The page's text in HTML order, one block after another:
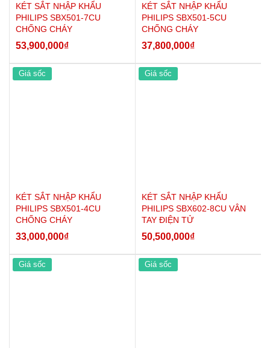
+ Xuất xứ: Hà Lan
+ Kích thước ngoài (Cao*Rộng*Sâu): Cao770*Ngang480*
Sâu430mm
+ Khóa két: Khóa vân tay + Khóa điện tử
+ Bảo hành: 24 tháng
KÉT SẮT NHẬP KHẨU
PHILIPS SBX501-7CU
CHỐNG CHÁY
53,900,000₫
KÉT SẮT NHẬP KHẨU
PHILIPS SBX501-5CU
CHỐNG CHÁY
37,800,000₫
Giá sốc
KÉT SẮT NHẬP KHẨU
PHILIPS SBX501-4CU
CHỐNG CHÁY
33,000,000₫
Giá sốc
KÉT SẮT NHẬP KHẨU
PHILIPS SBX602-8CU VÂN
TAY ĐIỆN TỬ
50,500,000₫
Giá sốc Giá sốc